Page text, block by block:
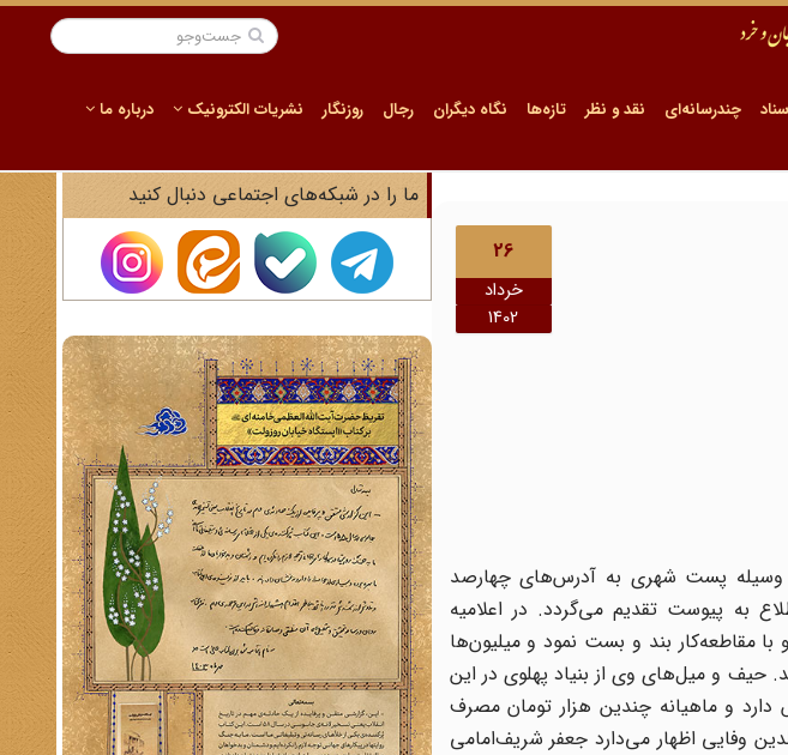
چندرسانه‌ای نقد و نظر تازه‌ها نگاه دیگران رجال روزنگار نشریات الکترونیک درباره ما
26
خرداد
1402
وسیله پست شهری به آدرس‌های چهارصد
به پیوست تقدیم می‌گردد. در اعلامیه
مقاطعه‌کار بند و بست نمود و میلیون‌ها
حیف و میل‌های وی از بنیاد پهلوی در این
و ماهیانه چندین هزار تومان مصرف
وفایی اظهار می‌دارد جعفر شریف‌امامی
ما را در شبکه‌های اجتماعی دنبال کنید